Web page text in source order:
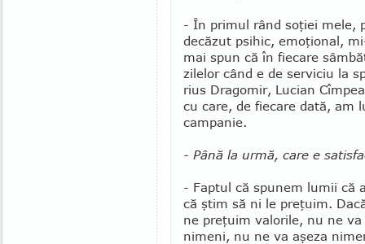
- În primul rând soţiei mele,
decăzut psihic, emo­ţional,
mai spun că în fiecare
zilelor când e de serviciu la
rius Dragomir, Lucian
cu care, de fiecare dată, am
campanie.
- Până la urmă, care e
- Faptul că spunem lumii că
că ştim să ni le preţuim.
ne preţuim valorile, nu ne va
nimeni, nu ne va aşeza